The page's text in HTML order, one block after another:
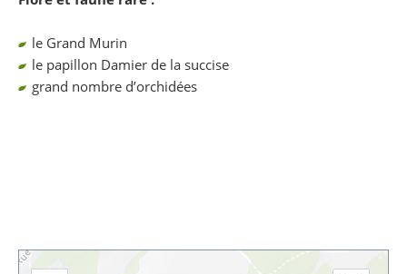
le Grand Murin
le papillon Damier de la succise
grand nombre d’orchidées